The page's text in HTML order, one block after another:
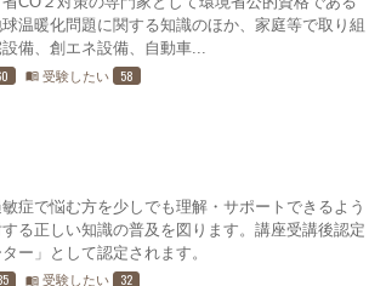
温暖化問題に関する知識のほか、家庭等で取り組
備、創エネ設備、自動車...
menu_book 受験したい 58
症で悩む方を少しでも理解・サポートできるよう
る正しい知識の普及を図ります。講座受講後認定
ー」として認定されます。
menu_book 受験したい 32